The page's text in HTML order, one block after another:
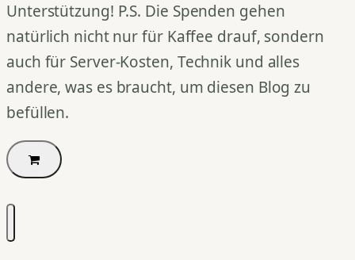
Unterstützung! P.S. Die Spenden gehen
natürlich nicht nur für Kaffee drauf, sondern
auch für Server-Kosten, Technik und alles
andere, was es braucht, um diesen Blog zu
befüllen.